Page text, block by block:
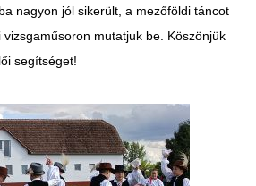
nagyon jól sikerült, a mezőföldi táncot
mutatjuk be. Köszönjük
segítséget!